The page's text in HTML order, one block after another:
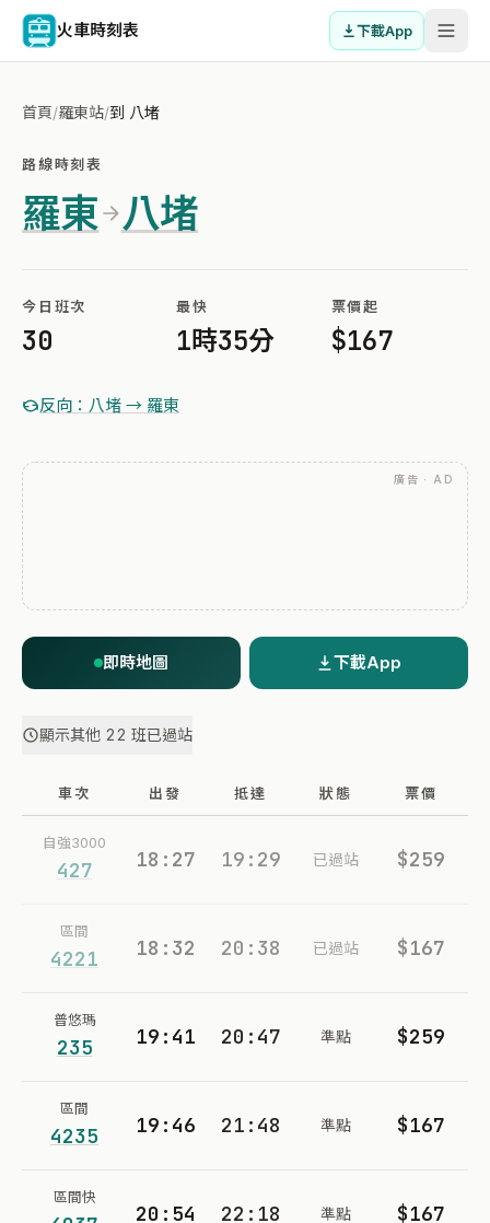
火車時刻表 下載App
首頁/羅東站/到 八堵
路線時刻表
羅東 八堵
今日班次
30
最快
1時35分
票價起
$167
反向：八堵 → 羅東
廣告 · AD
即時地圖 下載App
顯示其他 22 班已過站
車次 出發 抵達 狀態 票價
自強3000
427 18:27 19:29 已過站 $259
區間
4221 18:32 20:38 已過站 $167
普悠瑪
235 19:41 20:47 準點 $259
區間
4235 19:46 21:48 準點 $167
區間快
20:54 22:18 準點 $167